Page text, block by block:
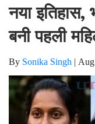
नया इतिहास,
बनी पहली
By Sonika Singh |